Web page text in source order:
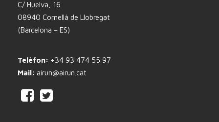
C/ Huelva, 16
08940 Cornellà de Llobregat
(Barcelona – ES)
Telèfon: +34 93 474 55 97
Mail: airun@airun.cat